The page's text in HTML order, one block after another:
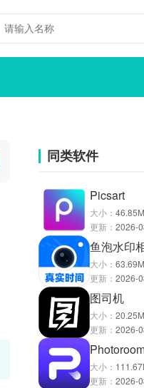
同类软件
Picsart
大小： 46.85M
更新： 2026-
鱼泡水印
大小： 63.69M
更新： 2026-
图司机
大小： 20.25M
更新： 2026-
大小：
更新： 2026-